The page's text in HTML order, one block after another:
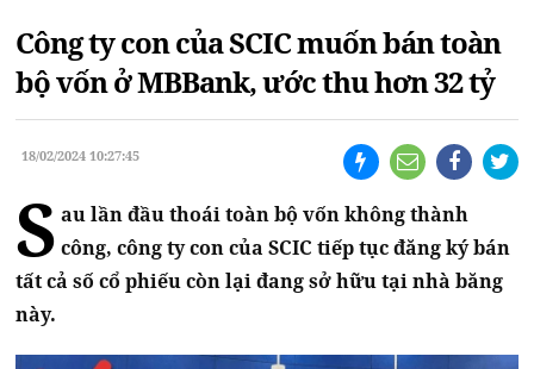
Công ty con của SCIC muốn bán toàn
bộ vốn ở MBBank, ước thu hơn 32 tỷ
18/02/2024 10:27:45
S au lần đầu thoái toàn bộ vốn không thành
công, công ty con của SCIC tiếp tục đăng ký bán
tất cả số cổ phiếu còn lại đang sở hữu tại nhà băng
này.